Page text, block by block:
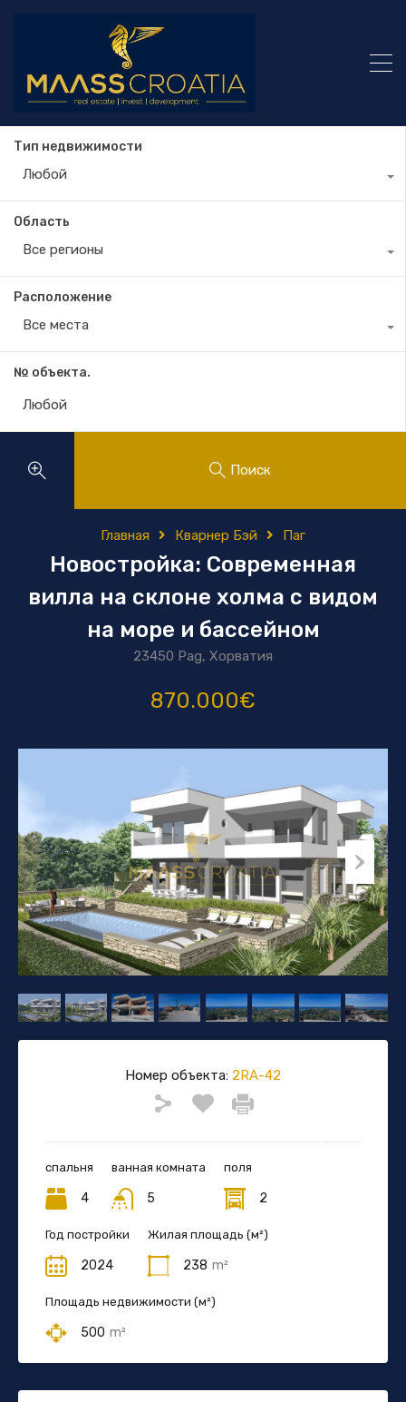
Тип недвижимости
Любой
Область
Все регионы
Расположение
Все места
№ объекта.
Поиск
Главная Кварнер Бэй Паг
Новостройка: Современная
вилла на склоне холма с видом
на море и бассейном
23450 Pag, Хорватия
870.000€
Номер объекта: 2RA-42
спальня
4
ванная комната
5
поля
2
Год постройки
2024
Жилая площадь (м²)
238 m²
Площадь недвижимости (м²)
500 m²